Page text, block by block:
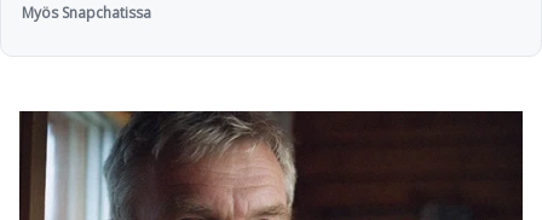
Myös Snapchatissa